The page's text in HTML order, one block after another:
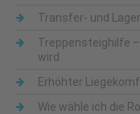
Transfer- und
Treppensteighilfe
wird
Erhöhter
Wie wähle ich die